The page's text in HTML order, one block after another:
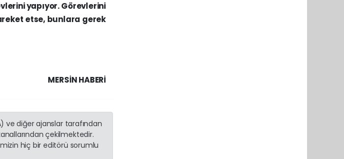
yapıyor. Görevlerini
etse, bunlara gerek
MERSIN HABERİ
ve diğer ajanslar tarafından
çekilmektedir.
hiç bir editörü sorumlu